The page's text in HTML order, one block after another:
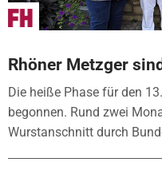
Rhöner Metzger
Die heiße Phase für den
begonnen. Rund zwei
Wurstanschnitt durch